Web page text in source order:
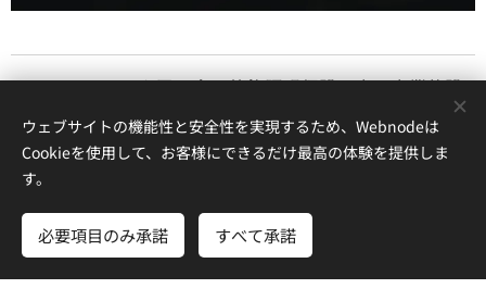
ホテルイベントや展示会の装飾照明仮設工事、商業施設
等の照明常設工事を行っております。
商業ビルを初めとした様々な施設に適したライトアップ
やイルミネーションのプランニング、施工を行っており
ます。
実績
ウェブサイトの機能性と安全性を実現するため、Webnodeは
Cookieを使用して、お客様にできるだけ最高の体験を提供しま
す。
必要項目のみ承諾 すべて承諾